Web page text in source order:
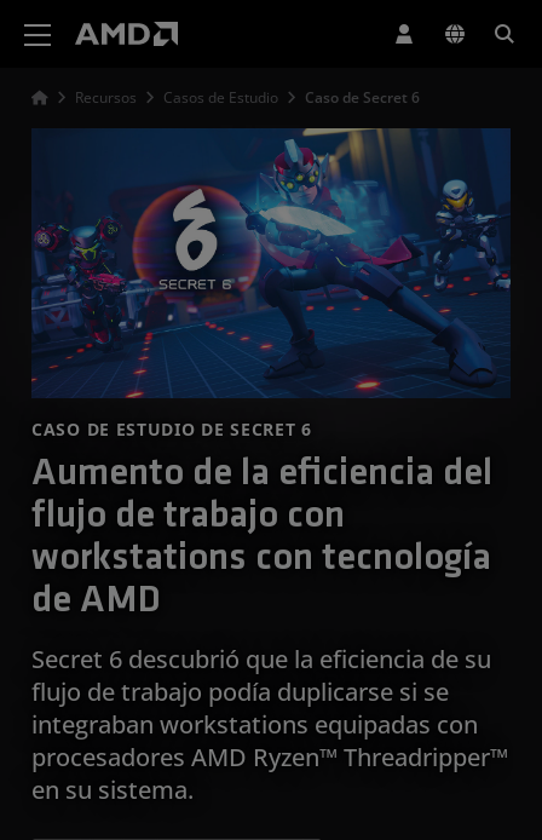
Recursos Casos de Estudio Caso de Secret 6
CASO DE ESTUDIO DE SECRET 6
Aumento de la eficiencia del
flujo de trabajo con
workstations con tecnología
de AMD
Secret 6 descubrió que la eficiencia de su
flujo de trabajo podía duplicarse si se
integraban workstations equipadas con
procesadores AMD Ryzen™ Threadripper™
en su sistema.